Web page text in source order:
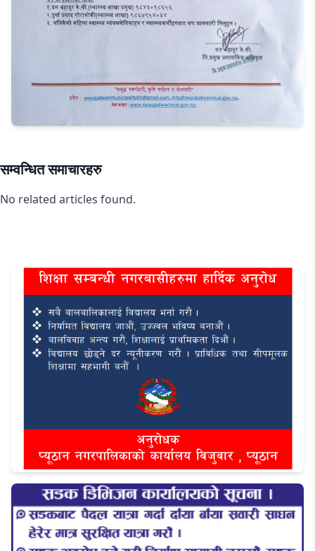
सम्वन्धित समाचारहरु
No related articles found.